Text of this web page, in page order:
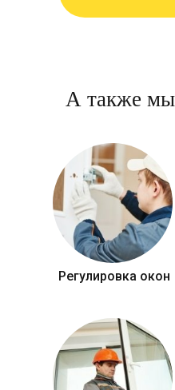
А также мы
Регулировка окон